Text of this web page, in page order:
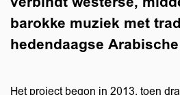
barokke muziek met
hedendaagse
Het project begon in 2013, toen